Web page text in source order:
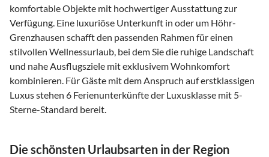
komfortable Objekte mit hochwertiger Ausstattung zur
Verfügung. Eine luxuriöse Unterkunft in oder um Höhr-
Grenzhausen schafft den passenden Rahmen für einen
stilvollen Wellnessurlaub, bei dem Sie die ruhige Landschaft
und nahe Ausflugsziele mit exklusivem Wohnkomfort
kombinieren. Für Gäste mit dem Anspruch auf erstklassigen
Luxus stehen 6 Ferienunterkünfte der Luxusklasse mit 5-
Sterne-Standard bereit.
Die schönsten Urlaubsarten in der Region